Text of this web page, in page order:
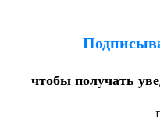
чтобы получать